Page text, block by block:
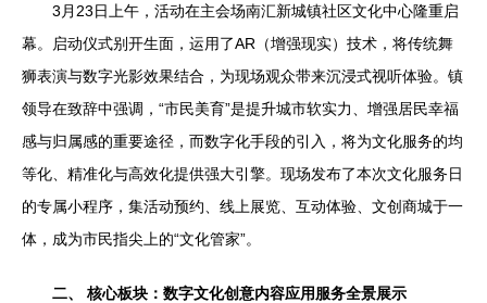
3月23日上午，活动在主会场南汇新城镇社区文化中心隆重启
幕。启动仪式别开生面，运用了AR（增强现实）技术，将传统舞
狮表演与数字光影效果结合，为现场观众带来沉浸式视听体验。镇
领导在致辞中强调，“市民美育”是提升城市软实力、增强居民幸福
感与归属感的重要途径，而数字化手段的引入，将为文化服务的均
等化、精准化与高效化提供强大引擎。现场发布了本次文化服务日
的专属小程序，集活动预约、线上展览、互动体验、文创商城于一
体，成为市民指尖上的“文化管家”。
二、 核心板块：数字文化创意内容应用服务全景展示